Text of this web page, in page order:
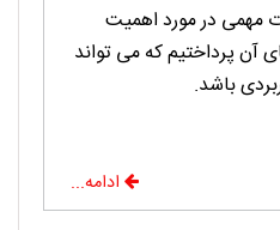
مهمی در مورد اهمیت
پرداختیم که می تواند
باشد.
ادامه...